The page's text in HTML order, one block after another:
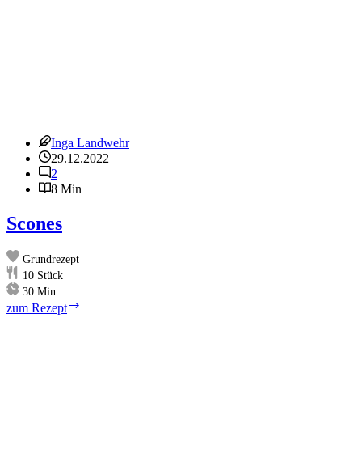
Inga Landwehr
29.12.2022
2
8 Min
Scones
Grundrezept
10 Stück
30Minuten
Min.
zum Rezept